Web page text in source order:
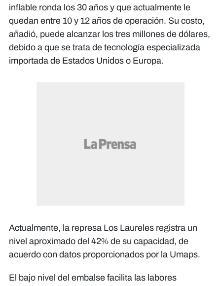
inflable ronda los 30 años y que actualmente le
quedan entre 10 y 12 años de operación. Su costo,
añadió, puede alcanzar los tres millones de dólares,
debido a que se trata de tecnología especializada
importada de Estados Unidos o Europa.
Actualmente, la represa Los Laureles registra un
nivel aproximado del 42% de su capacidad, de
acuerdo con datos proporcionados por la Umaps.
El bajo nivel del embalse facilita las labores